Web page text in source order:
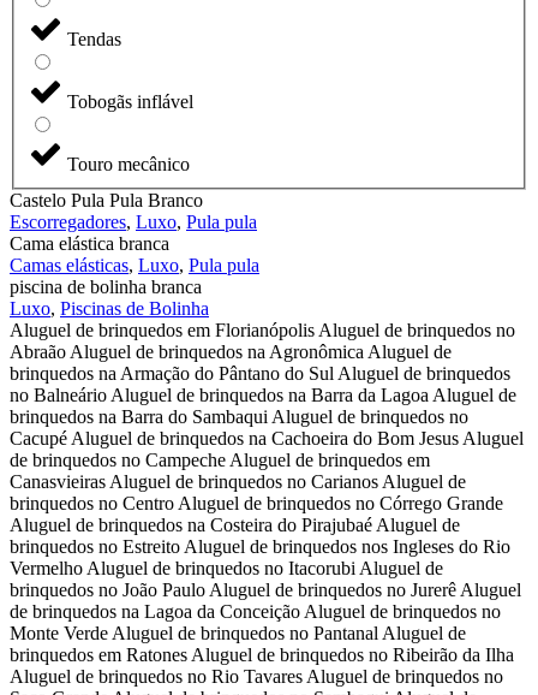
Tendas
Tobogãs inflável
Touro mecânico
Castelo Pula Pula Branco
Escorregadores, Luxo, Pula pula
Cama elástica branca
Camas elásticas, Luxo, Pula pula
piscina de bolinha branca
Luxo, Piscinas de Bolinha
Aluguel de brinquedos em Florianópolis Aluguel de brinquedos no
Abraão Aluguel de brinquedos na Agronômica Aluguel de
brinquedos na Armação do Pântano do Sul Aluguel de brinquedos
no Balneário Aluguel de brinquedos na Barra da Lagoa Aluguel de
brinquedos na Barra do Sambaqui Aluguel de brinquedos no
Cacupé Aluguel de brinquedos na Cachoeira do Bom Jesus Aluguel
de brinquedos no Campeche Aluguel de brinquedos em
Canasvieiras Aluguel de brinquedos no Carianos Aluguel de
brinquedos no Centro Aluguel de brinquedos no Córrego Grande
Aluguel de brinquedos na Costeira do Pirajubaé Aluguel de
brinquedos no Estreito Aluguel de brinquedos nos Ingleses do Rio
Vermelho Aluguel de brinquedos no Itacorubi Aluguel de
brinquedos no João Paulo Aluguel de brinquedos no Jurerê Aluguel
de brinquedos na Lagoa da Conceição Aluguel de brinquedos no
Monte Verde Aluguel de brinquedos no Pantanal Aluguel de
brinquedos em Ratones Aluguel de brinquedos no Ribeirão da Ilha
Aluguel de brinquedos no Rio Tavares Aluguel de brinquedos no